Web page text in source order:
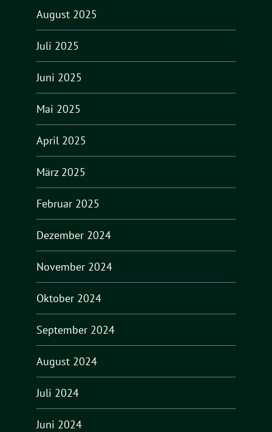
August 2025
Juli 2025
Juni 2025
Mai 2025
April 2025
März 2025
Februar 2025
Dezember 2024
November 2024
Oktober 2024
September 2024
August 2024
Juli 2024
Juni 2024